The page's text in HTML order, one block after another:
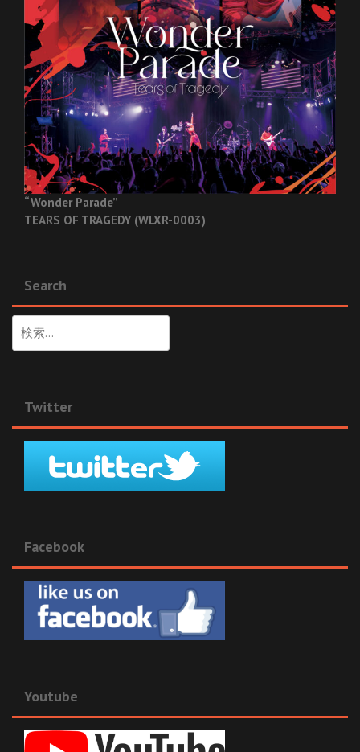
“Wonder Parade”
TEARS OF TRAGEDY (WLXR-0003)
Search
索:
Twitter
Facebook
Youtube